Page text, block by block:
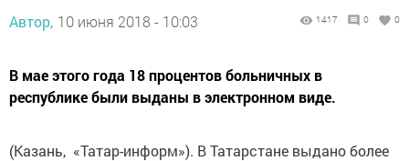
Автор, 10 июня 2018 - 10:03 1417 0 0
В мае этого года 18 процентов больничных в
республике были выданы в электронном виде.
(Казань, «Татар-информ»). В Татарстане выдано более